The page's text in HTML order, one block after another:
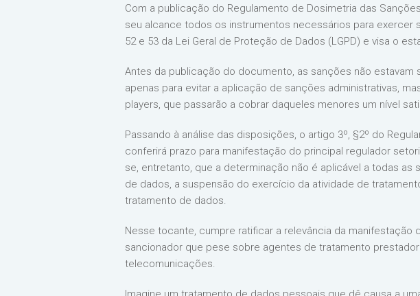
Com a publicação do Regulamento de Dosimetria das
seu alcance todos os instrumentos necessários para
52 e 53 da Lei Geral de Proteção de Dados (LGPD) e visa o
Antes da publicação do documento, as sanções não estavam
apenas para evitar a aplicação de sanções administrativas,
players, que passarão a cobrar daqueles menores um nível
Passando à análise das disposições, o artigo 3º, §2º do
conferirá prazo para manifestação do principal regulador
se, entretanto, que a determinação não é aplicável a todas
de dados, a suspensão do exercício da atividade de
tratamento de dados.
Nesse tocante, cumpre ratificar a relevância da
sancionador que pese sobre agentes de tratamento
telecomunicações.